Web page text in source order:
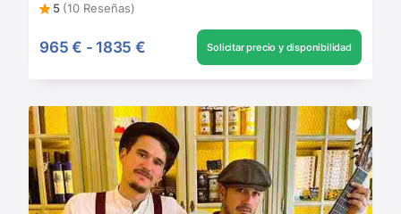
5 (10 Reseñas)
965 € - 1835 € Solicitar precio y disponibilidad